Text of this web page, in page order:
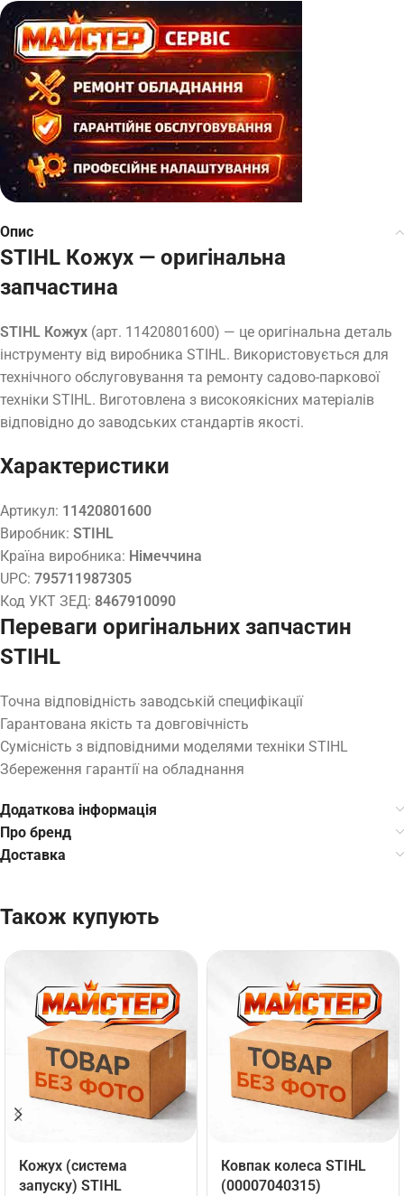
Опис
STIHL Кожух — оригінальна
запчастина
STIHL Кожух (арт. 11420801600) — це оригінальна деталь
інструменту від виробника STIHL. Використовується для
технічного обслуговування та ремонту садово-паркової
техніки STIHL. Виготовлена з високоякісних матеріалів
відповідно до заводських стандартів якості.
Характеристики
Артикул: 11420801600
Виробник: STIHL
Країна виробника: Німеччина
UPC: 795711987305
Код УКТ ЗЕД: 8467910090
Переваги оригінальних запчастин
STIHL
Точна відповідність заводській специфікації
Гарантована якість та довговічність
Сумісність з відповідними моделями техніки STIHL
Збереження гарантії на обладнання
Додаткова інформація
Про бренд
Доставка
Також купують
Кожух (система
запуску) STIHL
Ковпак колеса STIHL
(00007040315)